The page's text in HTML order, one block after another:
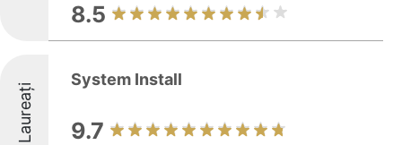
8.5
Laureați
System Install
9.7